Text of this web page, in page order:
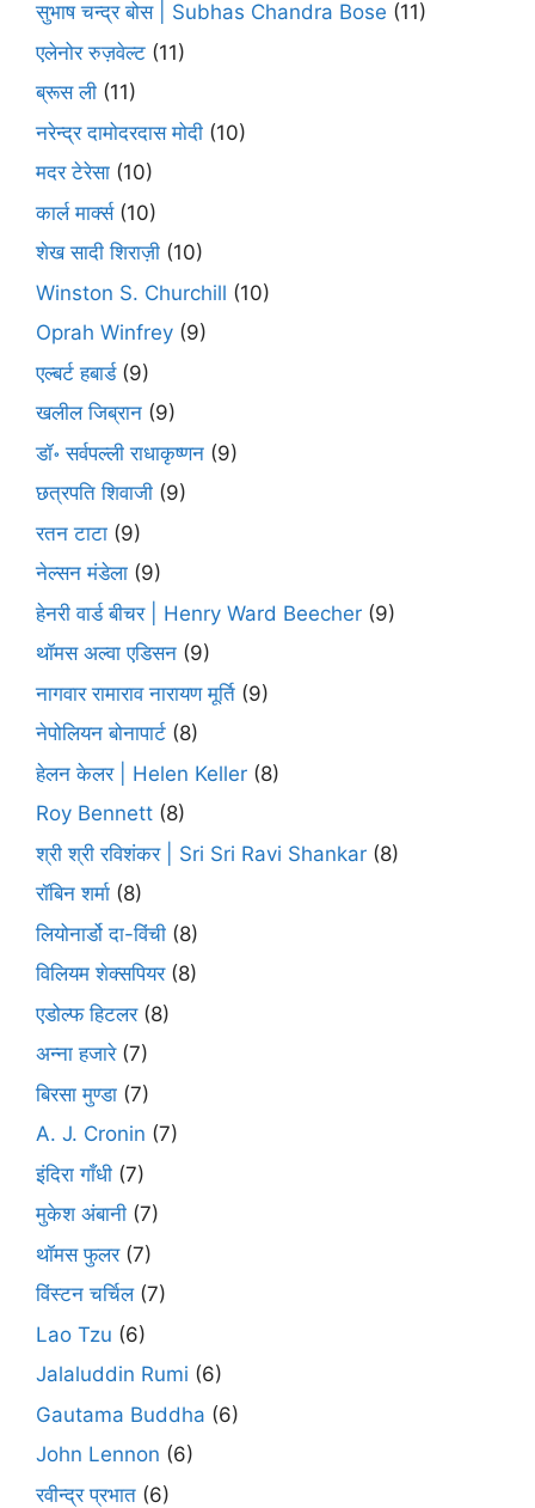
सुभाष चन्द्र बोस | Subhas Chandra Bose (11)
एलेनोर रुज़वेल्ट (11)
ब्रूस ली (11)
नरेन्द्र दामोदरदास मोदी (10)
मदर टेरेसा (10)
कार्ल मार्क्स(10)
शेख सादी शिराज़ी (10)
Winston S. Churchill (10)
Oprah Winfrey (9)
एल्बर्ट हबार्ड(9)
खलील जिब्रान (9)
डॉ॰ सर्वपल्ली राधाकृष्णन (9)
छत्रपति शिवाजी (9)
रतन टाटा (9)
नेल्सन मंडेला (9)
हेनरी वार्ड बीचर | Henry Ward Beecher (9)
थॉमस अल्वा एडिसन (9)
नागवार रामाराव नारायण मूर्ति (9)
नेपोलियन बोनापार्ट (8)
हेलन केलर | Helen Keller (8)
Roy Bennett (8)
श्री श्री रविशंकर | Sri Sri Ravi Shankar (8)
रॉबिन शर्मा (8)
लियोनार्डो दा-विंची (8)
विलियम शेक्सपियर(8)
एडोल्फ हिटलर(8)
अन्ना हजारे(7)
बिरसा मुण्डा (7)
A. J. Cronin (7)
इंदिरा गाँधी (7)
मुकेश अंबानी (7)
थॉमस फुलर(7)
विंस्टन चर्चिल(7)
Lao Tzu (6)
Jalaluddin Rumi (6)
Gautama Buddha (6)
John Lennon (6)
रवीन्द्र प्रभात (6)